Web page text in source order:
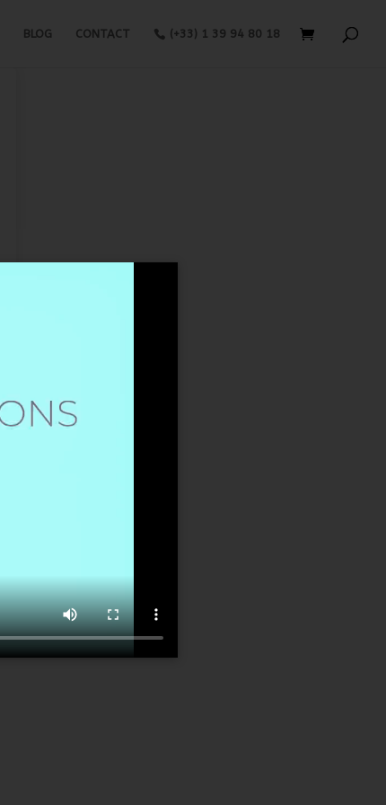
BLOG CONTACT (+33) 1 39 94 80 18